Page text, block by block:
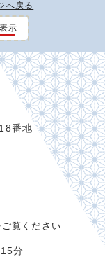
へ戻る
示
18番地
覧ください
分